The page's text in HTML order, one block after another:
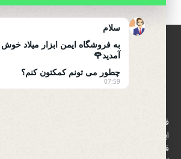
درباره ایمن ابزار میلاد
فروشگاه ایمن ابزار میلاد با هدف رواج استفاده از
فروش تجهیزات ایمنی و ترافیکی در بازار شاد آباد (
سلام
به فروشگاه ایمن ابزار میلاد خوش
آمدید🌹
چطور می تونم کمکتون کنم؟
07:59